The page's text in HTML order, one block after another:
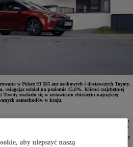
w Polsce 93 585 aut osobowych i dostawczych Toyoty,
osiągając udział na poziomie 15,8%. Klienci najchętniej
znalazło się w zestawieniu dziesięciu najczęściej
samochodów w kraju.
po jedenastu miesiącach 2025 roku jest bezkonkurencyjnym
w kraju przybyło 93 585 nowych samochodów osobowych
tylko w listopadzie. Toyota jest najczęściej wybieraną
i prywatnych – w samym listopadzie przedsiębiorstwa dopisały
2170.aby ulepszyć naszą